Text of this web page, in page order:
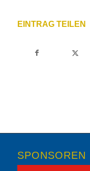
EINTRAG TEILEN
SPONSOREN